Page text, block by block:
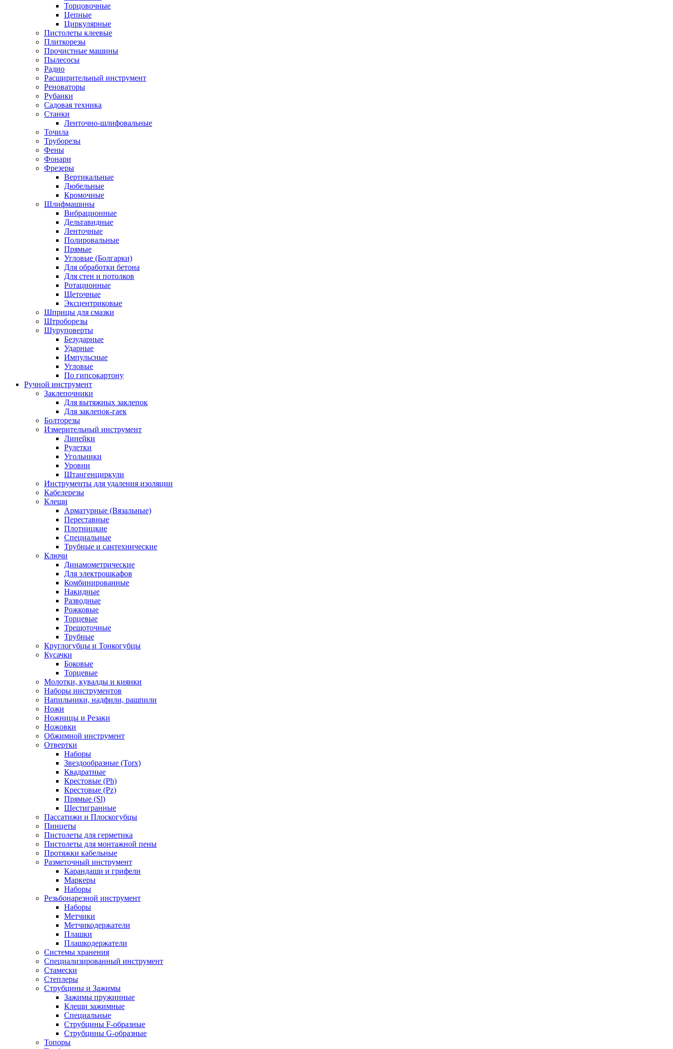
Торцовочные
Цепные
Циркулярные
Пистолеты клеевые
Плиткорезы
Прочистные машины
Пылесосы
Радио
Расширительный инструмент
Реноваторы
Рубанки
Садовая техника
Станки
Ленточно-шлифовальные
Точила
Труборезы
Фены
Фонари
Фрезеры
Вертикальные
Дюбельные
Кромочные
Шлифмашины
Вибрационные
Дельтавидные
Ленточные
Полировальные
Прямые
Угловые (Болгарки)
Для обработки бетона
Для стен и потолков
Ротационные
Щеточные
Эксцентриковые
Шприцы для смазки
Штроборезы
Шуруповерты
Безударные
Ударные
Импульсные
Угловые
По гипсокартону
Ручной инструмент
Заклепочники
Для вытяжных заклепок
Для заклепок-гаек
Болторезы
Измерительный инструмент
Линейки
Рулетки
Угольники
Уровни
Штангенциркули
Инструменты для удаления изоляции
Кабелерезы
Клещи
Арматурные (Вязальные)
Переставные
Плотницкие
Специальные
Трубные и сантехнические
Ключи
Динамометрические
Для электрошкафов
Комбинированные
Накидные
Разводные
Рожковые
Торцевые
Трещоточные
Трубные
Круглогубцы и Тонкогубцы
Кусачки
Боковые
Торцевые
Молотки, кувалды и киянки
Наборы инструментов
Напильники, надфили, рашпили
Ножи
Ножницы и Резаки
Ножовки
Обжимной инструмент
Отвертки
Наборы
Звездообразные (Torx)
Квадратные
Крестовые (Ph)
Крестовые (Pz)
Прямые (Sl)
Шестигранные
Пассатижи и Плоскогубцы
Пинцеты
Пистолеты для герметика
Пистолеты для монтажной пены
Протяжки кабельные
Разметочный инструмент
Карандаши и грифели
Маркеры
Наборы
Резьбонарезной инструмент
Наборы
Метчики
Метчикодержатели
Плашки
Плашкодержатели
Системы хранения
Специализированный инструмент
Стамески
Степлеры
Струбцины и Зажимы
Зажимы пружинные
Клещи зажимные
Специальные
Струбцины F-образные
Струбцины G-образные
Топоры